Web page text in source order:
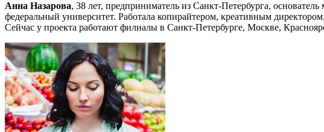
Анна Назарова, 38 лет, предприниматель из Санкт-Петербурга,
федеральный университет. Работала копирайтером, креативным
Сейчас у проекта работают филиалы в Санкт-Петербурге, Москве,